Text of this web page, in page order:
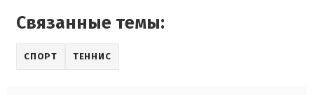
Связанные темы:
СПОРТ ТЕННИС